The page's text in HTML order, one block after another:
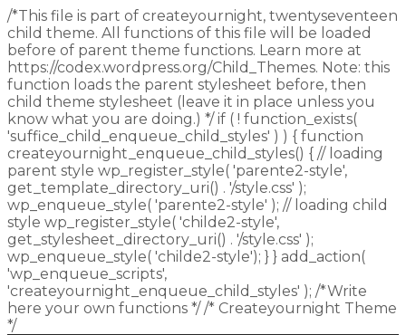
/*This file is part of createyournight, twentyseventeen
child theme. All functions of this file will be loaded
before of parent theme functions. Learn more at
https://codex.wordpress.org/Child_Themes. Note: this
function loads the parent stylesheet before, then
child theme stylesheet (leave it in place unless you
know what you are doing.) */ if ( ! function_exists(
'suffice_child_enqueue_child_styles' ) ) { function
createyournight_enqueue_child_styles() { // loading
parent style wp_register_style( 'parente2-style',
get_template_directory_uri() . '/style.css' );
wp_enqueue_style( 'parente2-style' ); // loading child
style wp_register_style( 'childe2-style',
get_stylesheet_directory_uri() . '/style.css' );
wp_enqueue_style( 'childe2-style'); } } add_action(
'wp_enqueue_scripts',
'createyournight_enqueue_child_styles' ); /*Write
here your own functions */ /* Createyournight Theme
*/